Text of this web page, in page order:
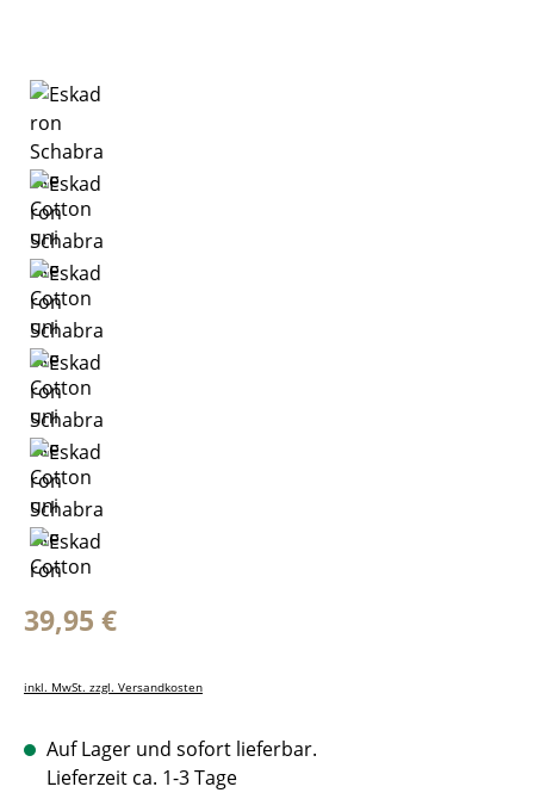
Regulärer Preis:
39,95 €
inkl. MwSt. zzgl. Versandkosten
Auf Lager und sofort lieferbar.
Lieferzeit ca. 1-3 Tage